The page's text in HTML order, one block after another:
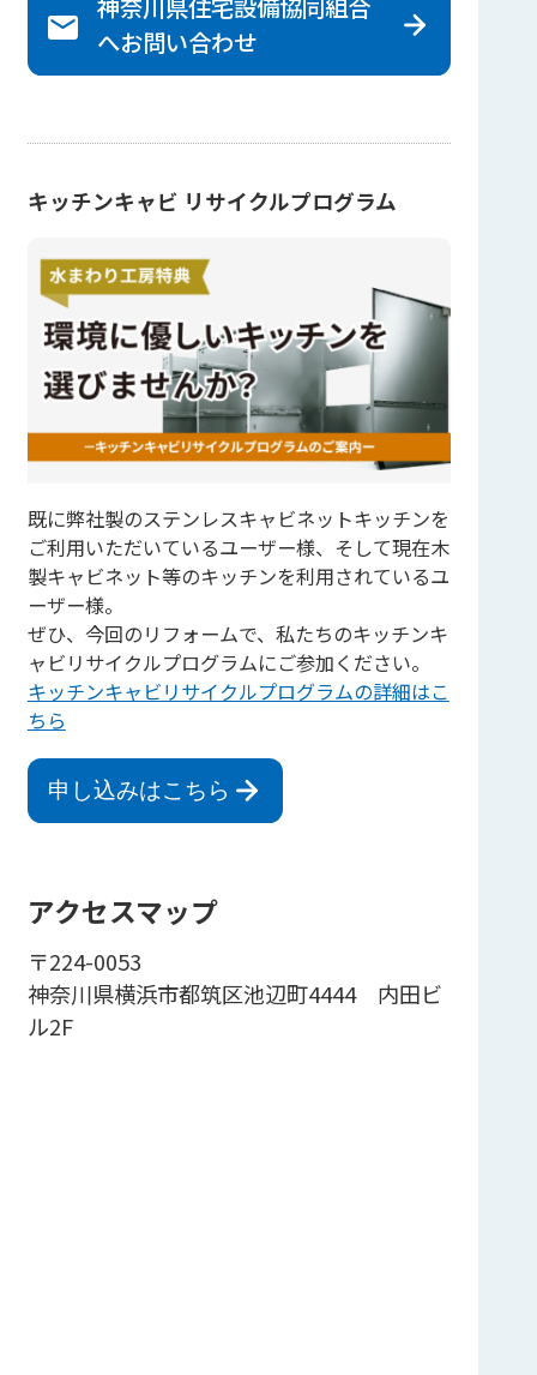
神奈川県住宅設備協同組合
へお問い合わせ
キッチンキャビ リサイクルプログラム
既に弊社製のステンレスキャビネットキッチンを
ご利用いただいているユーザー様、そして現在木
製キャビネット等のキッチンを利用されているユ
ーザー様。
ぜひ、今回のリフォームで、私たちのキッチンキ
ャビリサイクルプログラムにご参加ください。
キッチンキャビリサイクルプログラムの詳細はこ
ちら
申し込みはこちら
アクセスマップ
〒224-0053
神奈川県横浜市都筑区池辺町4444 内田ビ
ル2F